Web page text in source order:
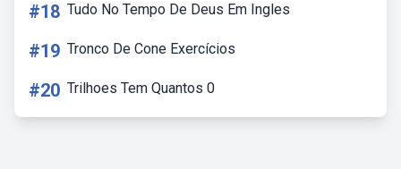
#18 Tudo No Tempo De Deus Em Ingles
#19 Tronco De Cone Exercícios
#20 Trilhoes Tem Quantos 0